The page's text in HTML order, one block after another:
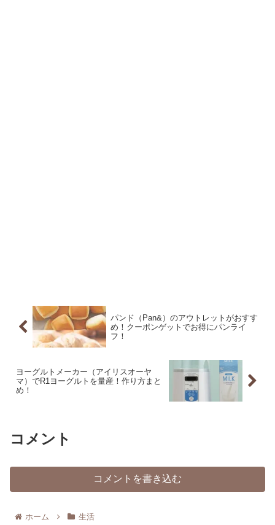
パンド（Pan&）のアウトレットがおすす
め！クーポンゲットでお得にパンライ
フ！
ヨーグルトメーカー（アイリスオーヤ
マ）でR1ヨーグルトを量産！作り方まと
め！
コメント
コメントを書き込む
ホーム 生活